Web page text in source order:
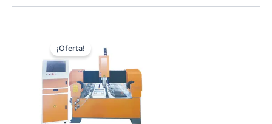
Estudios de caso
Polish
Hindi
¡Oferta!